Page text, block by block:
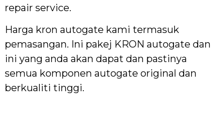
repair service.
Harga kron autogate kami termasuk
pemasangan. Ini pakej KRON autogate dan
ini yang anda akan dapat dan pastinya
semua komponen autogate original dan
berkualiti tinggi.